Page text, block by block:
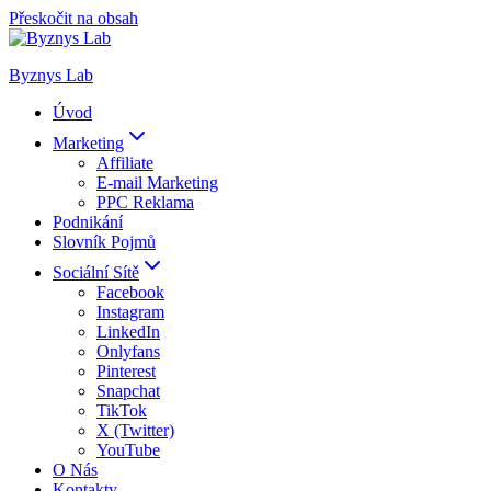
Přeskočit na obsah
Byznys Lab
Úvod
Marketing
Affiliate
E-mail Marketing
PPC Reklama
Podnikání
Slovník Pojmů
Sociální Sítě
Facebook
Instagram
LinkedIn
Onlyfans
Pinterest
Snapchat
TikTok
X (Twitter)
YouTube
O Nás